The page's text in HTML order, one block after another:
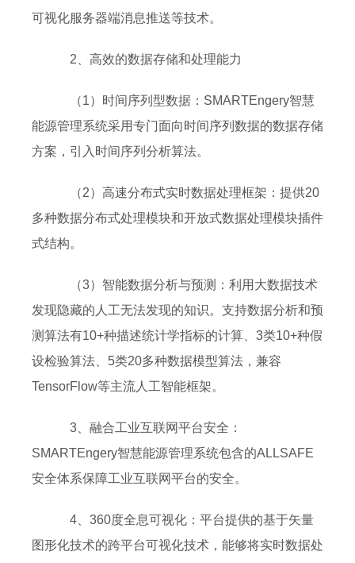
可视化服务器端消息推送等技术。
2、高效的数据存储和处理能力
（1）时间序列型数据：SMARTEngery智慧
能源管理系统采用专门面向时间序列数据的数据存储
方案，引入时间序列分析算法。
（2）高速分布式实时数据处理框架：提供20
多种数据分布式处理模块和开放式数据处理模块插件
式结构。
（3）智能数据分析与预测：利用大数据技术
发现隐藏的人工无法发现的知识。支持数据分析和预
测算法有10+种描述统计学指标的计算、3类10+种假
设检验算法、5类20多种数据模型算法，兼容
TensorFlow等主流人工智能框架。
3、融合工业互联网平台安全：
SMARTEngery智慧能源管理系统包含的ALLSAFE
安全体系保障工业互联网平台的安全。
4、360度全息可视化：平台提供的基于矢量
图形化技术的跨平台可视化技术，能够将实时数据处